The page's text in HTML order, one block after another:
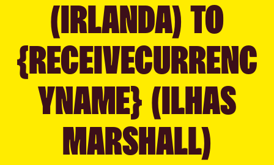
(IRLANDA) TO
{RECEIVECURRENC
YNAME} (ILHAS
MARSHALL)